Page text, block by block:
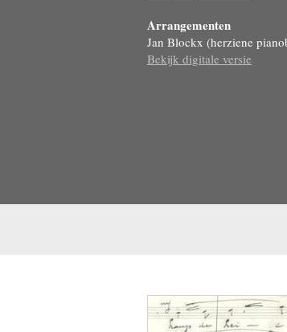
Arrangementen
Jan Blockx (herziene
Bekijk digitale versie